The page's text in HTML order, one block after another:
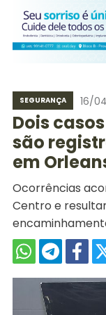
SEGURANÇA 16/
Dois
são
em
Ocorrências
Centro e